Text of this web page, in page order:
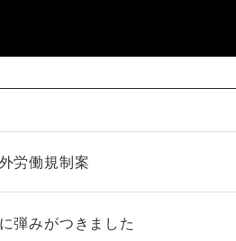
労働規制案
弾みがつきました